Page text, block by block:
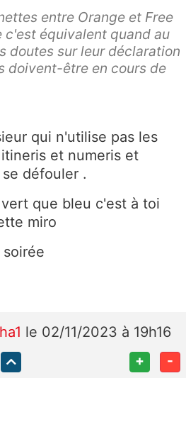
entre Orange et Free
c'est équivalent quand au
doutes sur leur déclaration
doivent-être en cours de
qui n'utilise pas les
et numeris et
défouler .
que bleu c'est à toi
miro
le 02/11/2023 à 19h16
+ -